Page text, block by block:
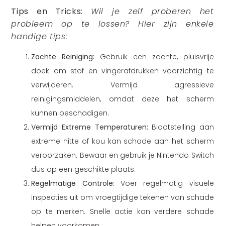
Tips en Tricks:
Wil je zelf proberen het
probleem op te lossen? Hier zijn enkele
handige tips:
Zachte Reiniging: Gebruik een zachte, pluisvrije
doek om stof en vingerafdrukken voorzichtig te
verwijderen. Vermijd agressieve
reinigingsmiddelen, omdat deze het scherm
kunnen beschadigen.
Vermijd Extreme Temperaturen: Blootstelling aan
extreme hitte of kou kan schade aan het scherm
veroorzaken. Bewaar en gebruik je Nintendo Switch
dus op een geschikte plaats.
Regelmatige Controle: Voer regelmatig visuele
inspecties uit om vroegtijdige tekenen van schade
op te merken. Snelle actie kan verdere schade